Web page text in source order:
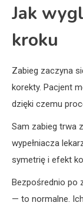
Jak
kroku
Zabieg zaczyna
korekty. Pacjent
dzięki czemu
Sam zabieg trwa
wypełniacza
symetrię i efekt
Bezpośrednio po
— to normalne.